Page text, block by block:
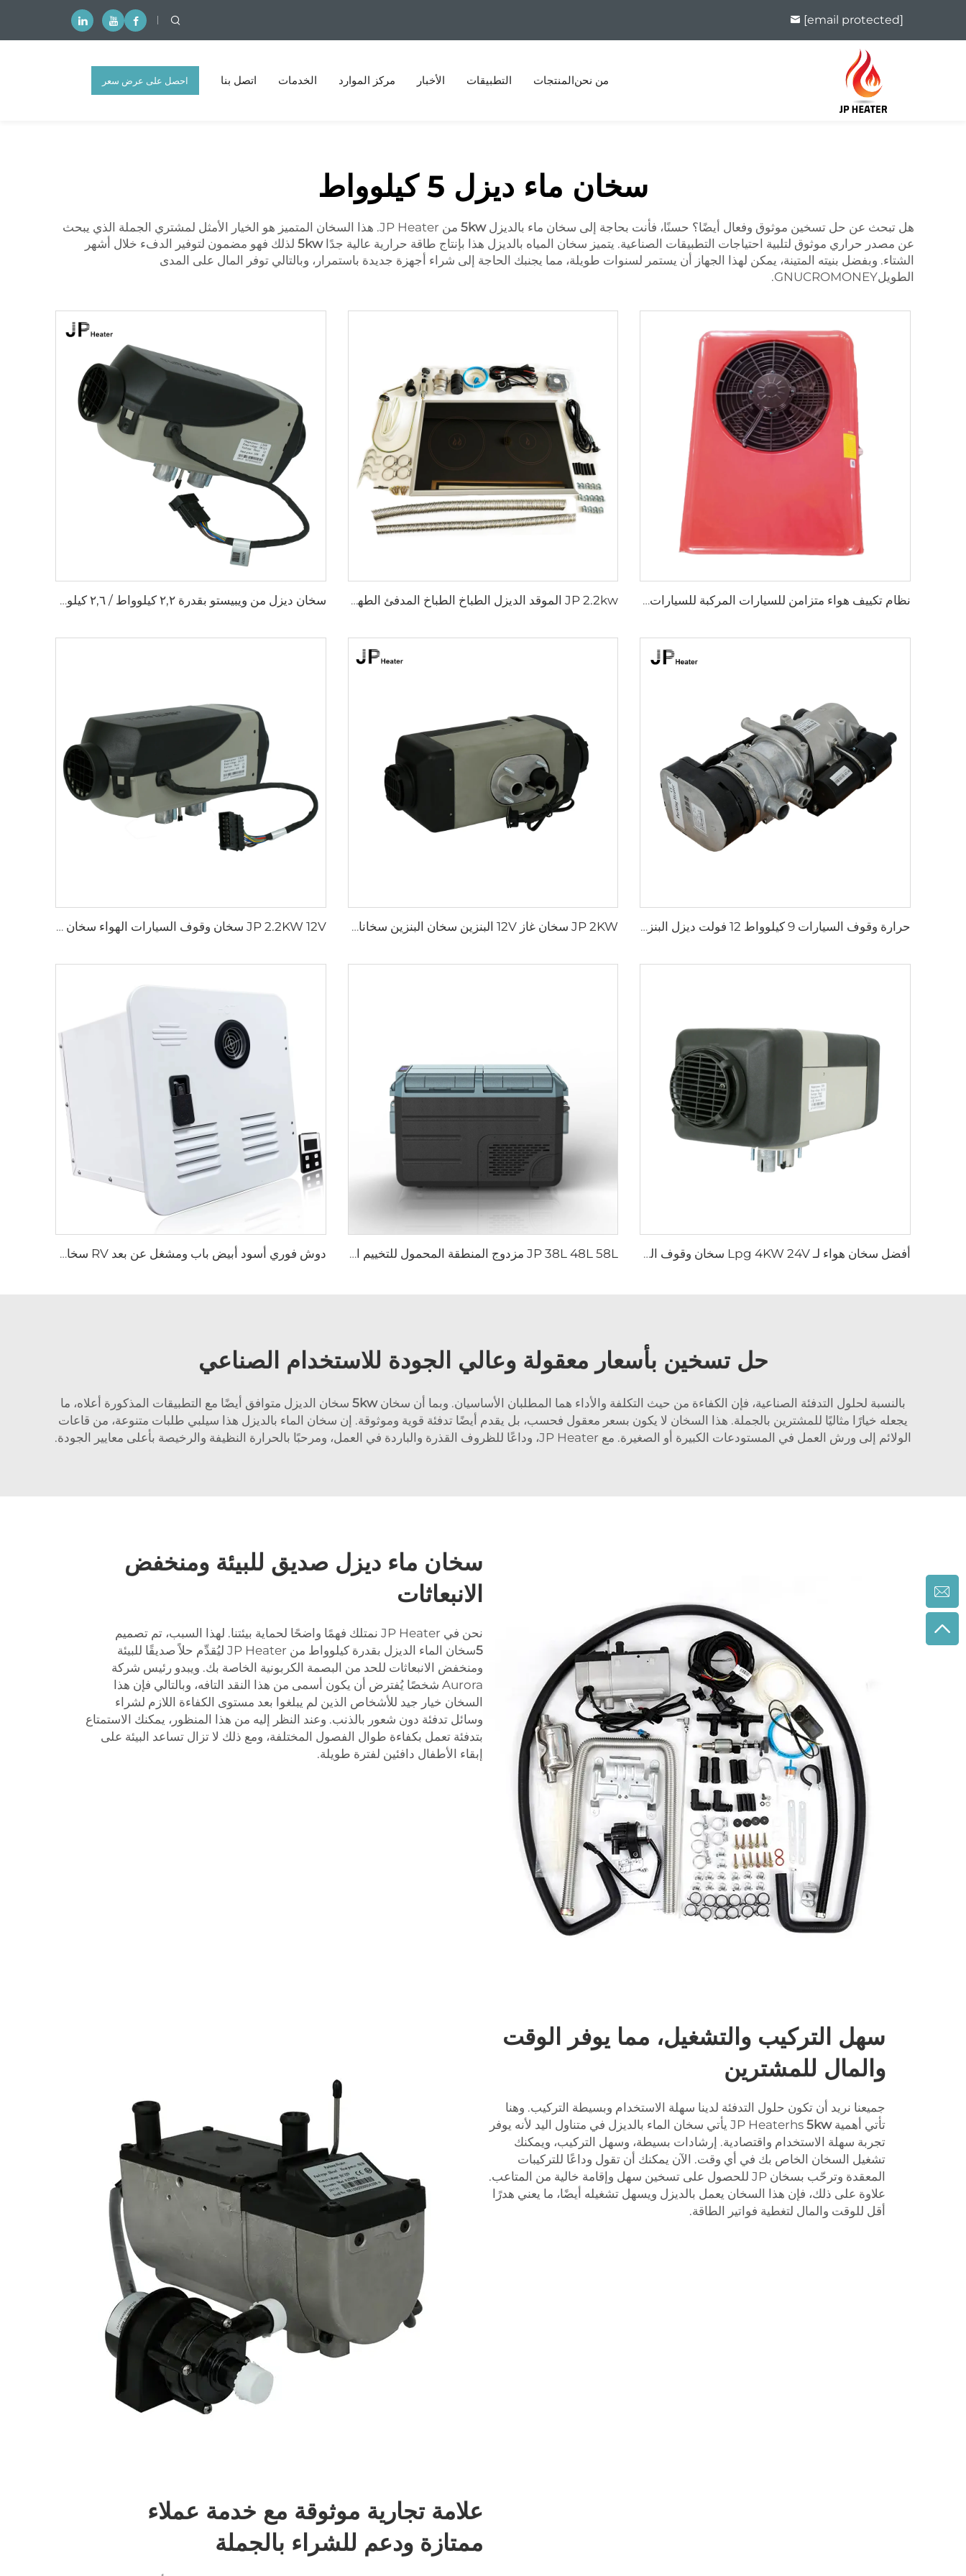
[email protected]
من نحنالمنتجات التطبيقات الأخبار مركز الموارد الخدمات اتصل بنا احصل على عرض سعر
سخان ماء ديزل 5 كيلوواط
هل تبحث عن حل تسخين موثوق وفعال أيضًا؟ حسنًا، فأنت بحاجة إلى سخان ماء بالديزل5kw
من JP Heater. هذا السخان المتميز هو الخيار الأمثل لمشتري الجملة الذي يبحث
عن مصدر حراري موثوق لتلبية احتياجات التطبيقات الصناعية. يتميز سخان المياه بالديزل هذا بإنتاج طاقة حرارية عالية جدًا5kw لذلك فهو مضمون لتوفير الدفء خلال أشهر
الشتاء. وبفضل بنيته المتينة، يمكن لهذا الجهاز أن يستمر لسنوات طويلة، مما يجنبك الحاجة إلى شراء أجهزة جديدة باستمرار، وبالتالي توفر المال على المدى
الطويلGNUCROMONEY.
نظام تكييف هواء متزامن للسيارات المركبة للسيارات ذات الشاحنة / الرافعة JP 2.2kw الموقد الديزل الطباخ الطباخ المدفئ الطهي الموقد الديزل سخان ديزل من ويبيستو بقدرة ٢,٢ كيلوواط / ٢,٦ كيلوواط، ١٢ فولت / ٢٤ فولت، لمقصورة الشاحنات ووقت الوقوف، سخان هواء من إبيرسباخر
حرارة وقوف السيارات 9 كيلوواط 12 فولت ديزل البنزين حرارة للشاحنات الحفارة الحافلة خارج الطريق JP 2KW سخان غاز 12V البنزين سخان البنزين سخانات وقوف السيارات JP 2.2KW 12V سخان وقوف السيارات الهواء سخان غاز للسيارات الشاحنات القوارب المقطورة
أفضل سخان هواء لـ Lpg 4KW 24V سخان وقوف السيارات للسيارة JP 38L 48L 58L مزدوج المنطقة المحمول للتخييم الكهربائي المبرد صندوق DC ضاغط المجمد الثلاجة ثلاجات سيارات دوش فوري أسود أبيض باب ومشغل عن بعد RV سخان مياه غازي بدون خزان
حل تسخين بأسعار معقولة وعالي الجودة للاستخدام الصناعي
بالنسبة لحلول التدفئة الصناعية، فإن الكفاءة من حيث التكلفة والأداء هما المطلبان الأساسيان. وبما أن سخان5kw سخان الديزل متوافق أيضًا مع التطبيقات المذكورة أعلاه، ما
يجعله خيارًا مثاليًا للمشترين بالجملة. هذا السخان لا يكون بسعر معقول فحسب، بل يقدم أيضًا تدفئة قوية وموثوقة. إن سخان الماء بالديزل هذا سيلبي طلبات متنوعة، من قاعات
الولائم إلى ورش العمل في المستودعات الكبيرة أو الصغيرة. مع JP Heater، وداعًا للظروف القذرة والباردة في العمل، ومرحبًا بالحرارة النظيفة والرخيصة بأعلى معايير الجودة.
سخان ماء ديزل صديق للبيئة ومنخفض
الانبعاثات
نحن في JP Heater نمتلك فهمًا واضحًا لحماية بيئتنا. لهذا السبب، تم تصميم
5
سخان الماء الديزل بقدرة كيلوواط من JP Heater ليُقدِّم حلاً صديقًا للبيئة
ومنخفض الانبعاثات للحد من البصمة الكربونية الخاصة بك. ويبدو رئيس شركة
Aurora شخصًا يُفترض أن يكون أسمى من هذا النقد التافه، وبالتالي فإن هذا
السخان خيار جيد للأشخاص الذين لم يبلغوا بعد مستوى الكفاءة اللازم لشراء
وسائل تدفئة دون شعور بالذنب. وعند النظر إليه من هذا المنظور، يمكنك الاستمتاع
بتدفئة تعمل بكفاءة طوال الفصول المختلفة، ومع ذلك لا تزال تساعد البيئة على
إبقاء الأطفال دافئين لفترة طويلة.
سهل التركيب والتشغيل، مما يوفر الوقت
والمال للمشترين
جميعنا نريد أن تكون حلول التدفئة لدينا سهلة الاستخدام وبسيطة التركيب. وهنا
تأتي أهمية JP Heaterhs5kw
يأتي سخان الماء بالديزل في متناول اليد لأنه يوفر
تجربة سهلة الاستخدام واقتصادية. إرشادات بسيطة، وسهل التركيب، ويمكنك
تشغيل السخان الخاص بك في أي وقت. الآن يمكنك أن تقول وداعًا للتركيبات
المعقدة وترحّب بسخان JP للحصول على تسخين سهل وإقامة خالية من المتاعب.
علاوة على ذلك، فإن هذا السخان يعمل بالديزل ويسهل تشغيله أيضًا، ما يعني هدرًا
أقل للوقت والمال لتغطية فواتير الطاقة.
علامة تجارية موثوقة مع خدمة عملاء
ممتازة ودعم للشراء بالجملة